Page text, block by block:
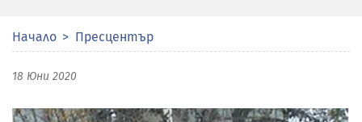
Начало Пресцентър
18 Юни 2020